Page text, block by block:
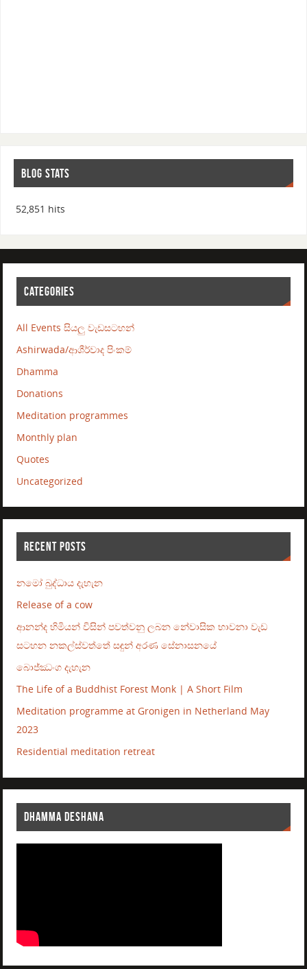
BLOG STATS
52,851 hits
CATEGORIES
All Events සියලු වැඩසටහන්
Ashirwada/ආශීර්වාද පිංකම්
Dhamma
Donations
Meditation programmes
Monthly plan
Quotes
Uncategorized
RECENT POSTS
නමෝ බුද්ධාය දැහැන
Release of a cow
ආනන්ද හිමියන් විසින් පවත්වනු ලබන නේවාසික භාවනා වැඩ
සටහන නකල්ස්වත්තේ සඳුන් අරණ සේනාසනයේ
බොජ්ඣංග දැහැන
The Life of a Buddhist Forest Monk | A Short Film
Meditation programme at Gronigen in Netherland May
2023
Residential meditation retreat
DHAMMA DESHANA